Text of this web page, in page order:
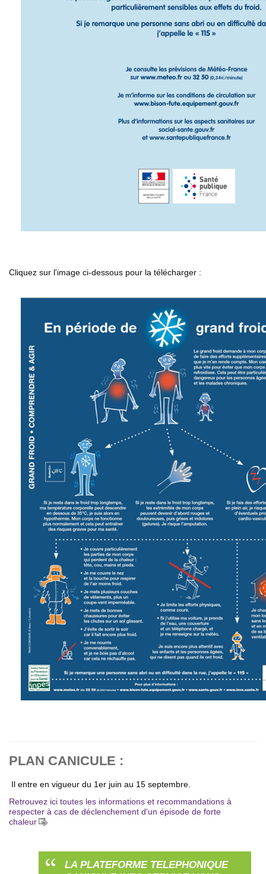
Cliquez sur l'image ci-dessous pour la télécharger :
PLAN CANICULE :
Il entre en vigueur du 1er juin au 15 septembre.
Retrouvez ici toutes les informations et recommandations à
respecter à cas de déclenchement d'un épisode de forte
chaleur
LA PLATEFORME TELEPHONIQUE